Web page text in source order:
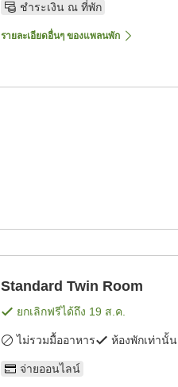
ชำระเงิน ณ ที่พัก
รายละเอียดอื่นๆ ของแพลนพัก
Standard Twin Room
ยกเลิกฟรีได้ถึง 19 ส.ค.
ไม่รวมมื้ออาหาร ห้องพักเท่านั้น
จ่ายออนไลน์